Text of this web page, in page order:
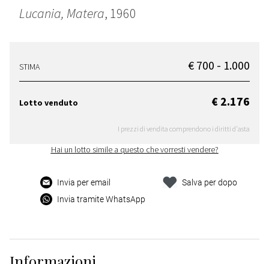
Lucania, Matera, 1960
STIMA € 700 - 1.000
Lotto venduto € 2.176
I prezzi di vendita comprendono i diritti d'asta
Hai un lotto simile a questo che vorresti vendere?
Invia per email
Invia tramite WhatsApp
Salva per dopo